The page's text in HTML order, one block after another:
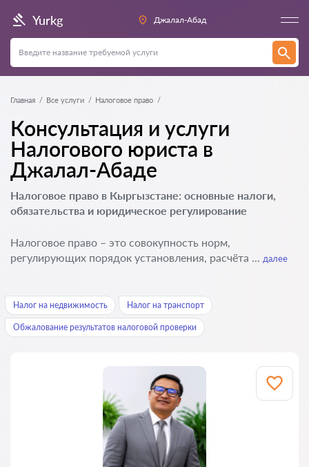
Yurkg Джалал-Абад
Главная Все услуги Налоговое право
Консультация и услуги
Налогового юриста в
Джалал-Абаде
Налоговое право в Кыргызстане: основные налоги,
обязательства и юридическое регулирование
Налоговое право – это совокупность норм,
регулирующих порядок установления, расчёта ... далее
Налог на недвижимость Налог на транспорт
Обжалование результатов налоговой проверки